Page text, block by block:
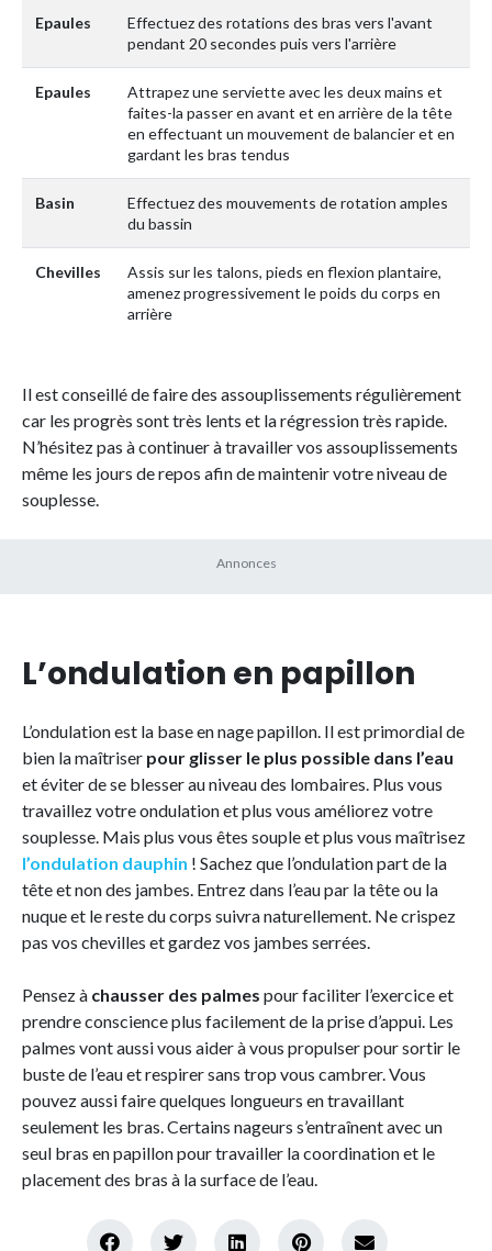
Epaules
Effectuez des rotations des bras vers l'avant
pendant 20 secondes puis vers l'arrière
Epaules
Attrapez une serviette avec les deux mains et
faites-la passer en avant et en arrière de la tête
en effectuant un mouvement de balancier et en
gardant les bras tendus
Basin
Effectuez des mouvements de rotation amples
du bassin
Chevilles
Assis sur les talons, pieds en flexion plantaire,
amenez progressivement le poids du corps en
arrière
Il est conseillé de faire des assouplissements régulièrement
car les progrès sont très lents et la régression très rapide.
N’hésitez pas à continuer à travailler vos assouplissements
même les jours de repos afin de maintenir votre niveau de
souplesse.
L’ondulation en papillon
L’ondulation est la base en nage papillon. Il est primordial de
bien la maîtriser pour glisser le plus possible dans l’eau
et éviter de se blesser au niveau des lombaires. Plus vous
travaillez votre ondulation et plus vous améliorez votre
souplesse. Mais plus vous êtes souple et plus vous maîtrisez
l’ondulation dauphin ! Sachez que l’ondulation part de la
tête et non des jambes. Entrez dans l’eau par la tête ou la
nuque et le reste du corps suivra naturellement. Ne crispez
pas vos chevilles et gardez vos jambes serrées.
Pensez à chausser des palmes pour faciliter l’exercice et
prendre conscience plus facilement de la prise d’appui. Les
palmes vont aussi vous aider à vous propulser pour sortir le
buste de l’eau et respirer sans trop vous cambrer. Vous
pouvez aussi faire quelques longueurs en travaillant
seulement les bras. Certains nageurs s’entraînent avec un
seul bras en papillon pour travailler la coordination et le
placement des bras à la surface de l’eau.